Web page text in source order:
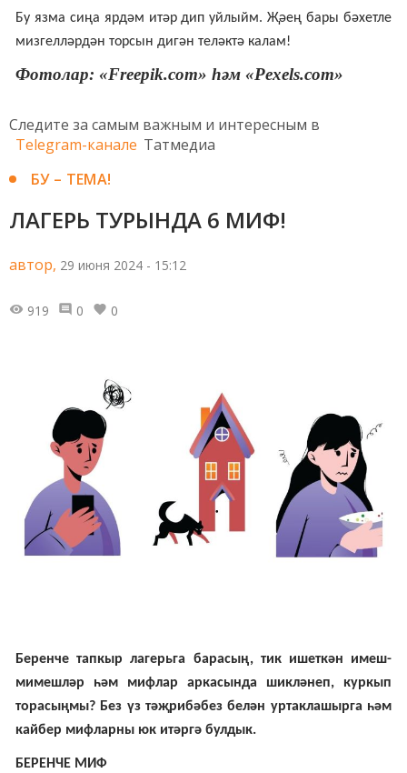
Бу язма сиңа ярдәм итәр дип уйлыйм. Җәең бары бәхетле
мизгелләрдән торсын дигән теләктә калам!
Фотолар: «Freepik.com» һәм «Pexels.com»
Следите за самым важным и интересным в
Telegram-канале Татмедиа
БУ – ТЕМА!
ЛАГЕРЬ ТУРЫНДА 6 МИФ!
автор, 29 июня 2024 - 15:12
919 0 0
Беренче тапкыр лагерьга барасың, тик ишеткән имеш-
мимешләр һәм мифлар аркасында шикләнеп, куркып
торасыңмы? Без үз тәҗрибәбез белән уртаклашырга һәм
кайбер мифларны юк итәргә булдык.
БЕРЕНЧЕ МИФ